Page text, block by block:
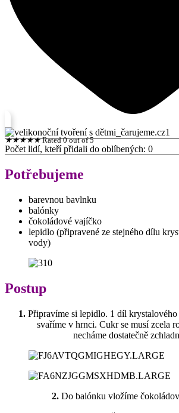
★★★★★ Rated 0 out of 5
Počet lidí, kteří přidali do oblíbených: 0
Potřebujeme
barevnou bavlnku
balónky
čokoládové vajíčko
lepidlo (připravené ze stejného dílu
vody)
Postup
1. Připravíme si lepidlo. 1 díl
svaříme v hrnci. Cukr se musí zcela
necháme dostatečně
2. Do balónku vložíme